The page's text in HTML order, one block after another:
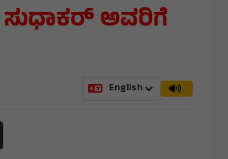
ಅವರಿಗೆ